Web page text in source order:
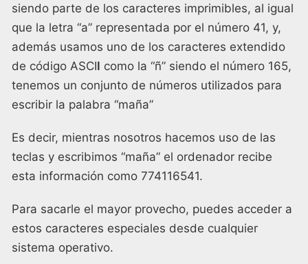
siendo parte de los caracteres imprimibles, al igual
que la letra “a” representada por el número 41, y,
además usamos uno de los caracteres extendido
de código ASCII como la “ñ” siendo el número 165,
tenemos un conjunto de números utilizados para
escribir la palabra “maña”
Es decir, mientras nosotros hacemos uso de las
teclas y escribimos “maña” el ordenador recibe
esta información como 774116541.
Para sacarle el mayor provecho, puedes acceder a
estos caracteres especiales desde cualquier
sistema operativo.